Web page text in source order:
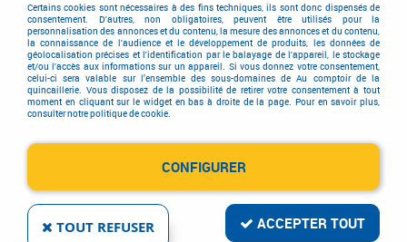
Certains cookies sont nécessaires à des fins techniques, ils sont donc dispensés de
consentement. D'autres, non obligatoires, peuvent être utilisés pour la
personnalisation des annonces et du contenu, la mesure des annonces et du contenu,
la connaissance de l'audience et le développement de produits, les données de
géolocalisation précises et l'identification par le balayage de l'appareil, le stockage
et/ou l'accès aux informations sur un appareil. Si vous donnez votre consentement,
celui-ci sera valable sur l’ensemble des sous-domaines de Au comptoir de la
quincaillerie. Vous disposez de la possibilité de retirer votre consentement à tout
moment en cliquant sur le widget en bas à droite de la page. Pour en savoir plus,
consulter notre politique de cookie.
CONFIGURER
TOUT REFUSER ACCEPTER TOUT